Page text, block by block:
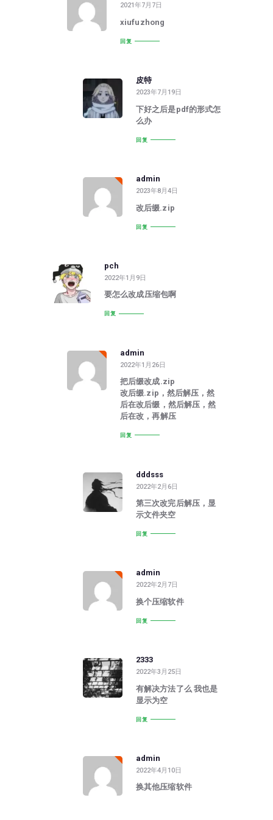
2021年7月7日
xiufuzhong
回复
皮特
2023年7月19日
下好之后是pdf的形式怎
么办
回复
admin
2023年8月4日
改后缀.zip
回复
pch
2022年1月9日
要怎么改成压缩包啊
回复
admin
2022年1月26日
把后缀改成.zip
改后缀.zip，然后解压，然
后在改后缀，然后解压，然
后在改，再解压
回复
dddsss
2022年2月6日
第三次改完后解压，显
示文件夹空
回复
admin
2022年2月7日
换个压缩软件
回复
2333
2022年3月25日
有解决方法了么 我也是
显示为空
回复
admin
2022年4月10日
换其他压缩软件